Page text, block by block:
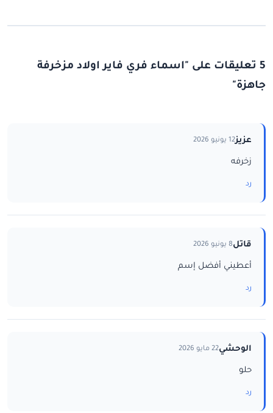
5 تعليقات على "اسماء فري فاير اولاد مزخرفة
جاهزة"
عزيز12 يونيو 2026
زخرفه
رد
قاتل8 يونيو 2026
أعطيني أفضل إسم
رد
الوحشي22 مايو 2026
حلو
رد